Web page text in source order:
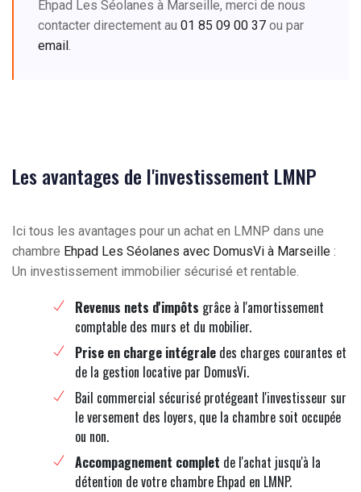
Ehpad Les Séolanes à Marseille, merci de nous
contacter directement au 01 85 09 00 37 ou par
email
Les avantages de l'investissement LMNP
Ici tous les avantages pour un achat en LMNP dans une
chambre Ehpad Les Séolanes avec DomusVi à Marseille :
Un investissement immobilier sécurisé et rentable.
Revenus nets d'impôts grâce à l'amortissement
comptable des murs et du mobilier.
Prise en charge intégrale des charges courantes et
de la gestion locative par DomusVi.
Bail commercial sécurisé protégeant l'investisseur sur
le versement des loyers, que la chambre soit occupée
ou non.
Accompagnement complet de l'achat jusqu'à la
détention de votre chambre Ehpad en LMNP.